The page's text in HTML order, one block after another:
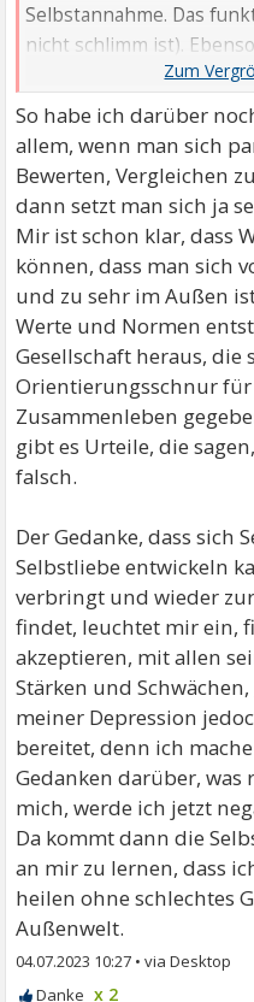
Selbstannahme. Das
nicht schlimm ist).
Beurteilen und
auch nicht dem Willen
es seinen Ursprung auf
Ebene hat, wohin der
etwas doof finden, dann
wenn wir uns diese
unserem Herzen finden
So habe ich darüber
allem, wenn man sich
Bewerten, Vergleichen
dann setzt man sich ja
Mir ist schon klar, dass
können, dass man sich
und zu sehr im Außen
Werte und Normen
Gesellschaft heraus, die
Orientierungsschnur für
Zusammenleben
gibt es Urteile, die
falsch.
Der Gedanke, dass sich
Selbstliebe entwickeln
verbringt und wieder
findet, leuchtet mir ein,
akzeptieren, mit allen
Stärken und
meiner Depression
bereitet, denn ich
Gedanken darüber, was
mich, werde ich jetzt
Da kommt dann die
an mir zu lernen, dass
heilen ohne schlechtes
Außenwelt.
04.07.2023 10:27 •
x 2